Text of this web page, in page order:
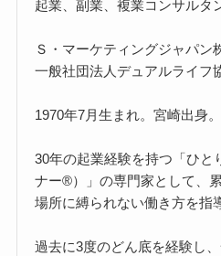
起業、副業、複業コンサルタ
Ｓ・マーケティングジャパン
一般社団法人デュアルライフ
1970年7月生まれ。宮崎出身
30年の起業経験を持つ「ひと
ナー®）」の専門家として、
場所に縛られない働き方を指
過去に3度のどん底を経験し